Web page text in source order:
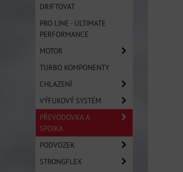
DRIFTOVAT
PRO LINE - ULTIMATE
PERFORMANCE
MOTOR
TURBO KOMPONENTY
CHLAZENÍ
VÝFUKOVÝ SYSTÉM
PŘEVODOVKA A
SPOJKA
PODVOZEK
STRONGFLEX